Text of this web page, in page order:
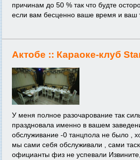
причинам до 50 % так что будте
если вам бесценно ваше время и ваш
Актобе :: Караоке-клуб
У меня полное разочарование так
праздновала именно в вашем
обслуживание -0 танцпола не было ,
мы сами себя обслуживали , сами
официанты физ не успевали